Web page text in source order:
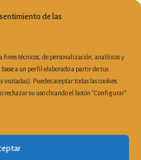
de las
fines técnicos, de personalización, analíticos y
a un perfil elaborado a partir de tus
Puedes aceptar todas las cookies
su uso clicando el botón “Configurar”.
propuestas para
profesional